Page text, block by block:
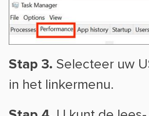
Stap 3. Selecteer uw
in het linkermenu.